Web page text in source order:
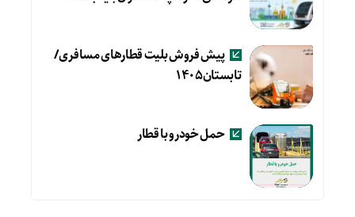
پیش فروش بلیت قطارهای مسافری/
تابستان۱۴۰۵
حمل خودرو با قطار